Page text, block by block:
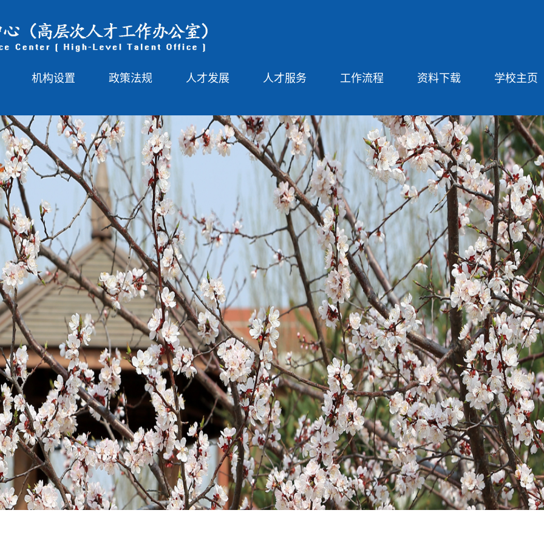
机构设置 政策法规 人才发展 人才服务 工作流程 资料下载 学校主页